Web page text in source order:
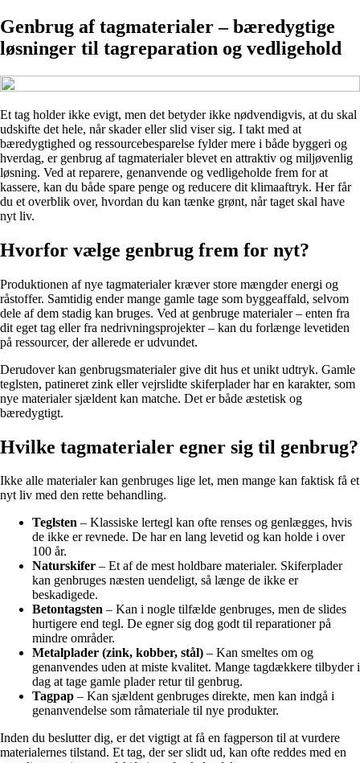
Genbrug af tagmaterialer – bæredygtige
løsninger til tagreparation og vedligehold
Et tag holder ikke evigt, men det betyder ikke nødvendigvis, at du skal
udskifte det hele, når skader eller slid viser sig. I takt med at
bæredygtighed og ressourcebesparelse fylder mere i både byggeri og
hverdag, er genbrug af tagmaterialer blevet en attraktiv og miljøvenlig
løsning. Ved at reparere, genanvende og vedligeholde frem for at
kassere, kan du både spare penge og reducere dit klimaaftryk. Her får
du et overblik over, hvordan du kan tænke grønt, når taget skal have
nyt liv.
Hvorfor vælge genbrug frem for nyt?
Produktionen af nye tagmaterialer kræver store mængder energi og
råstoffer. Samtidig ender mange gamle tage som byggeaffald, selvom
dele af dem stadig kan bruges. Ved at genbruge materialer – enten fra
dit eget tag eller fra nedrivningsprojekter – kan du forlænge levetiden
på ressourcer, der allerede er udvundet.
Derudover kan genbrugsmaterialer give dit hus et unikt udtryk. Gamle
teglsten, patineret zink eller vejrslidte skiferplader har en karakter, som
nye materialer sjældent kan matche. Det er både æstetisk og
bæredygtigt.
Hvilke tagmaterialer egner sig til genbrug?
Ikke alle materialer kan genbruges lige let, men mange kan faktisk få et
nyt liv med den rette behandling.
Teglsten – Klassiske lertegl kan ofte renses og genlægges, hvis
de ikke er revnede. De har en lang levetid og kan holde i over
100 år.
Naturskifer – Et af de mest holdbare materialer. Skiferplader
kan genbruges næsten uendeligt, så længe de ikke er
beskadigede.
Betontagsten – Kan i nogle tilfælde genbruges, men de slides
hurtigere end tegl. De egner sig dog godt til reparationer på
mindre områder.
Metalplader (zink, kobber, stål) – Kan smeltes om og
genanvendes uden at miste kvalitet. Mange tagdækkere tilbyder i
dag at tage gamle plader retur til genbrug.
Tagpap – Kan sjældent genbruges direkte, men kan indgå i
genanvendelse som råmateriale til nye produkter.
Inden du beslutter dig, er det vigtigt at få en fagperson til at vurdere
materialernes tilstand. Et tag, der ser slidt ud, kan ofte reddes med en